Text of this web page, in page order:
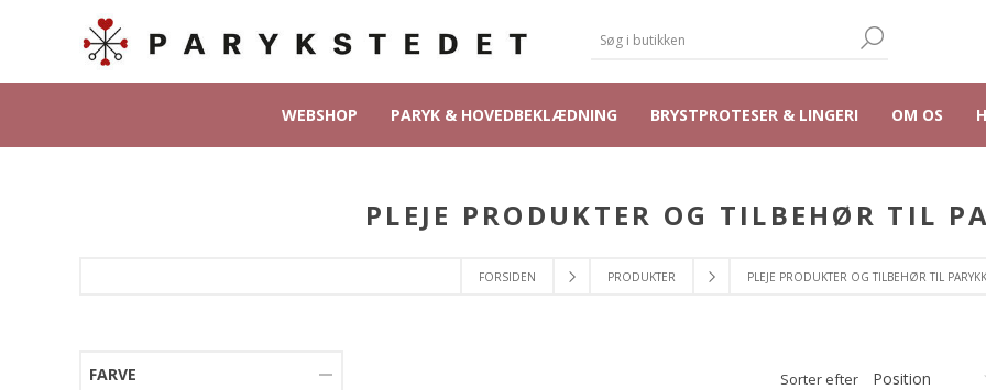
WEBSHOP PARYK & HOVEDBEKLÆDNING BRYSTPROTESER & LINGERI OM OS
FORSIDEN PRODUKTER PLEJE PRODUKTER OG TILBEHØR TIL
PLEJE PRODUKTER OG TILBEHØR TIL
Sorter efter
FARVE